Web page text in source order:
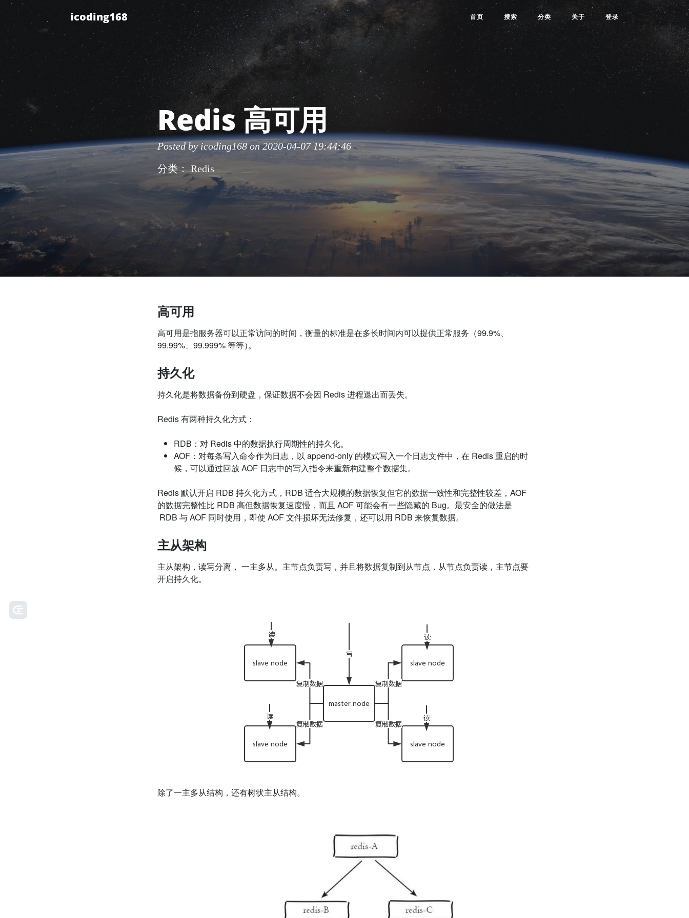
icoding168 首页 搜索 分类 关于 登录
Redis 高可用
Posted byicoding168on 2020-04-07 19:44:46
分类： Redis
高可用
高可用是指服务器可以正常访问的时间，衡量的标准是在多长时间内可以提供正常服务（99.9%、
99.99%、 99.999%等等）。
持久化
持久化是将数据备份到硬盘，保证数据不会因 Redis进程退出而丢失。
Redis有两种持久化方式：
RDB：对 Redis中的数据执行周期性的持久化。
AOF：对每条写入命令作为日志，以 append-only 的模式写入一个日志文件中，在 Redis重启的时
候，可以通过回放AOF 日志中的写入指令来重新构建整个数据集。
Redis默认开启 RDB 持久化方式， RDB 适合大规模的数据恢复但它的数据一致性和完整性较差， AOF
的数据完整性比 RDB 高但数据恢复速度慢，而且 AOF可能会有一些隐藏的 Bug。最安全的做法是
RDB 与AOF 同时使用，即使 AOF文件损坏无法修复，还可以用 RDB 来恢复数据。
主从架构
主从架构，读写分离， 一主多从。主节点负责写，并且将数据复制到从节点，从节点负责读，主节点要
开启持久化。
除了一主多从结构，还有树状主从结构。
Redis 高可用
持久化